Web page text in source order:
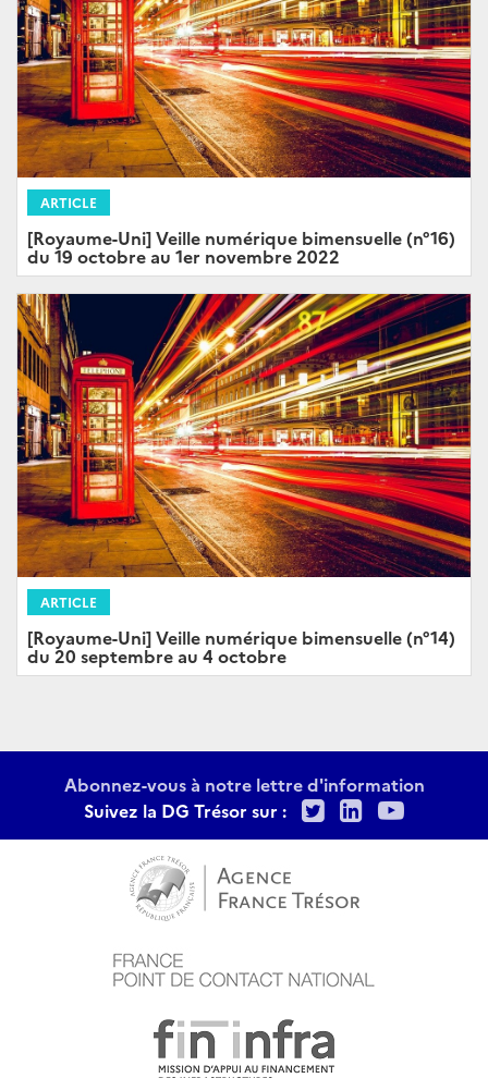
ARTICLE
[Royaume-Uni] Veille numérique bimensuelle (n°16)
du 19 octobre au 1er novembre 2022
ARTICLE
[Royaume-Uni] Veille numérique bimensuelle (n°14)
du 20 septembre au 4 octobre
Abonnez-vous à notre lettre d'information
Suivez la DG Trésor sur :
TwitterLinkedIn